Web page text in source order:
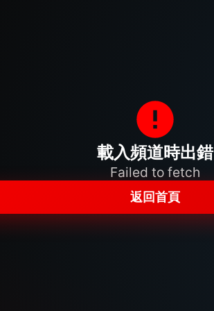
載入頻道時出錯
Failed to fetch
返回首頁